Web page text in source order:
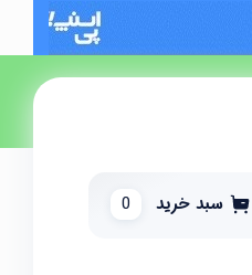
سبد خرید 0